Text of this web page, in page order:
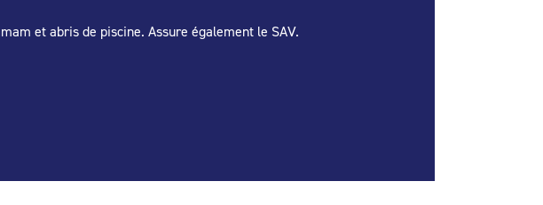
et abris de piscine. Assure également le SAV.